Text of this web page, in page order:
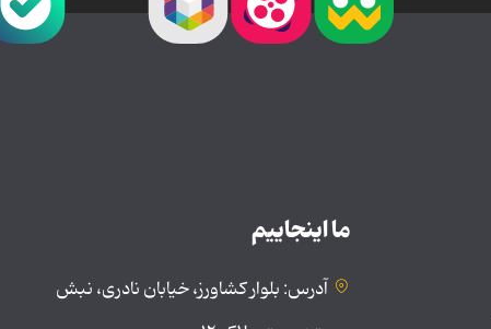
ما اینجاییم
آدرس: بلوار کشاورز، خیابان نادری، نبش